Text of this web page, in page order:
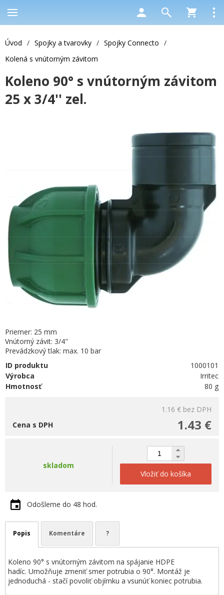
Úvod / Spojky a tvarovky / Spojky Connecto /
Kolená s vnútorným závitom
Koleno 90° s vnútorným závitom
25 x 3/4'' zel.
Priemer: 25 mm
Vnútorný závit: 3/4"
Prevádzkový tlak: max. 10 bar
ID produktu
1000101
Výrobca
Irritec
Hmotnosť
80 g
1.16 € bez DPH
1.43 €
Cena s DPH
skladom
Vložiť do košíka
Odošleme do 48 hod.
Popis Komentáre ?
Koleno 90° s vnútorným závitom na spájanie HDPE
hadíc. Umožňuje zmeniť smer potrubia o 90°. Montáž je
jednoduchá - stačí povoliť objímku a vsunúť koniec potrubia.